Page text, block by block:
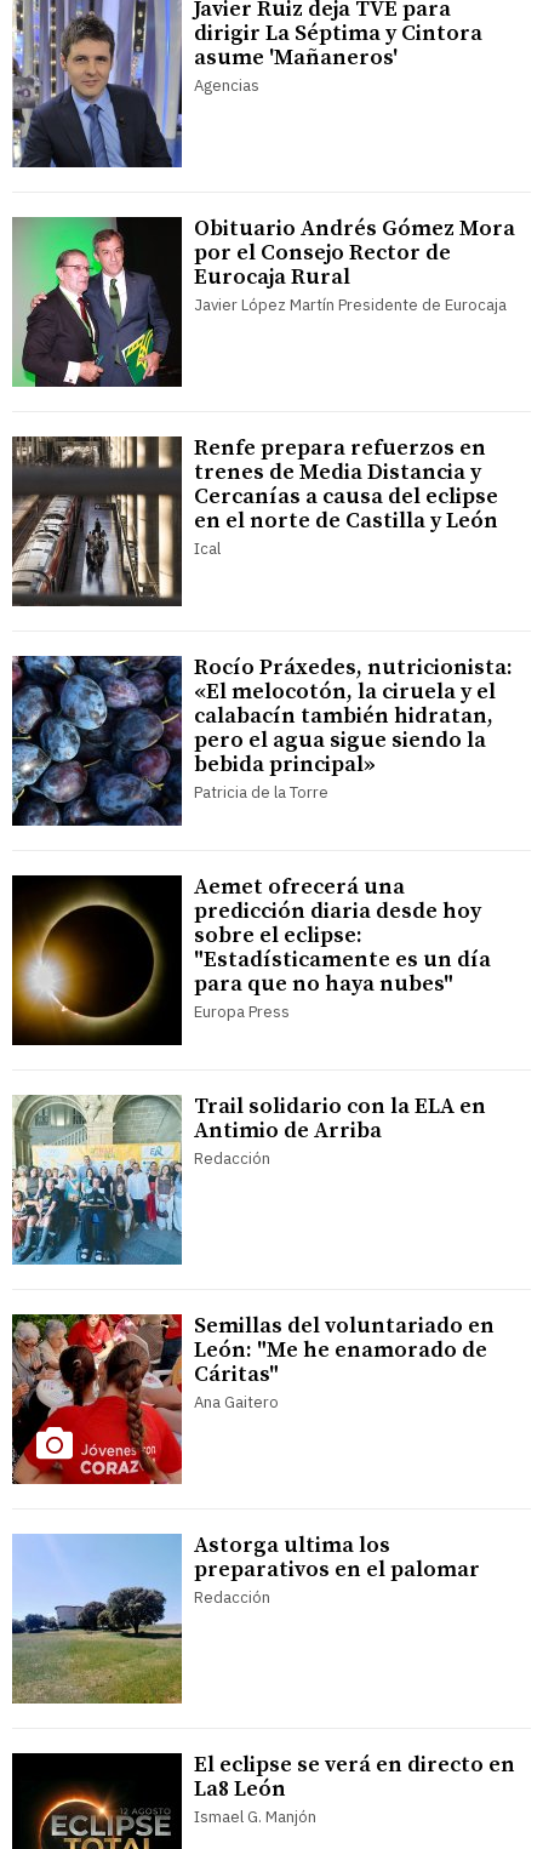
Javier Ruiz deja TVE para
dirigir La Séptima y Cintora
asume 'Mañaneros'
Agencias
Obituario Andrés Gómez Mora
por el Consejo Rector de
Eurocaja Rural
Javier López Martín Presidente de Eurocaja
Renfe prepara refuerzos en
trenes de Media Distancia y
Cercanías a causa del eclipse
en el norte de Castilla y León
Ical
Rocío Práxedes, nutricionista:
«El melocotón, la ciruela y el
calabacín también hidratan,
pero el agua sigue siendo la
bebida principal»
Patricia de la Torre
Aemet ofrecerá una
predicción diaria desde hoy
sobre el eclipse:
"Estadísticamente es un día
para que no haya nubes"
Europa Press
Trail solidario con la ELA en
Antimio de Arriba
Redacción
Semillas del voluntariado en
León: "Me he enamorado de
Cáritas"
Ana Gaitero
Astorga ultima los
preparativos en el palomar
Redacción
El eclipse se verá en directo en
La8 León
Ismael G. Manjón